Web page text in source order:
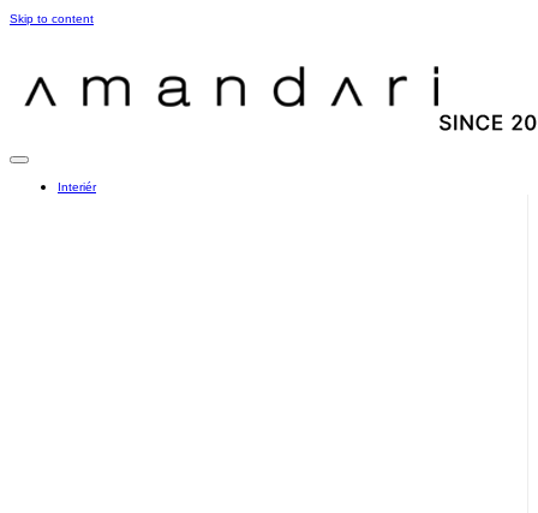
Skip to content
Interiér